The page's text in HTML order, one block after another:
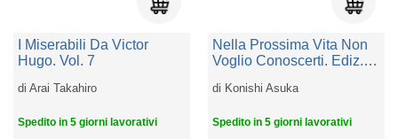
I Miserabili Da Victor
Hugo. Vol. 7
diArai Takahiro
Spedito in 5 giorni lavorativi
Nella Prossima Vita Non
Voglio Conoscerti. Ediz.
di Konishi Asuka
Spedito in 5 giorni lavorativi